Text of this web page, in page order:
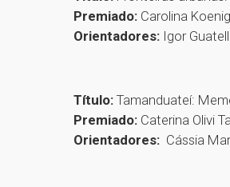
Premiado: Carolina
Orientadores: Igor
Título: Tamanduateí:
Premiado: Caterina Olivi
Orientadores: Cássia